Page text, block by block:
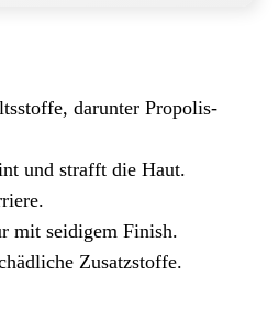
darunter Propolis-
und strafft die Haut.
mit seidigem Finish.
Zusatzstoffe.